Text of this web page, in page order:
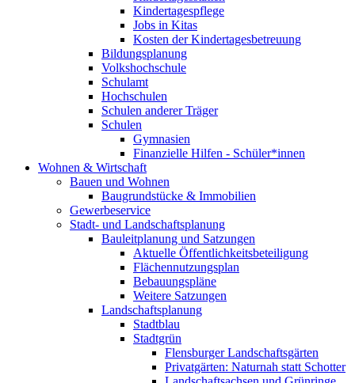
Kindertagespflege
Jobs in Kitas
Kosten der Kindertagesbetreuung
Bildungsplanung
Volkshochschule
Schulamt
Hochschulen
Schulen anderer Träger
Schulen
Gymnasien
Finanzielle Hilfen - Schüler*innen
Wohnen & Wirtschaft
Bauen und Wohnen
Baugrundstücke & Immobilien
Gewerbeservice
Stadt- und Landschaftsplanung
Bauleitplanung und Satzungen
Aktuelle Öffentlichkeitsbeteiligung
Flächennutzungsplan
Bebauungspläne
Weitere Satzungen
Landschaftsplanung
Stadtblau
Stadtgrün
Flensburger Landschaftsgärten
Privatgärten: Naturnah statt Schotter